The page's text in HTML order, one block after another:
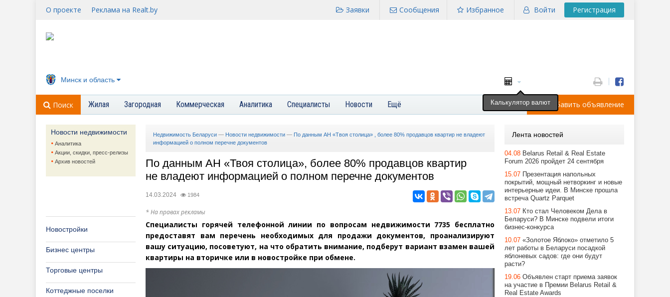
О проекте Реклама на Realt.by Войти Регистрация
Избранное
Сообщения
Заявки
Минск и область
Поиск Жилая Загородная Коммерческая Аналитика Специалисты Новости Ещё Добавить объявление
Новости недвижимости
Аналитика
Акции, скидки, пресс-релизы
Архив новостей
Новостройки
Бизнес центры
Торговые центры
Коттеджные поселки
Недвижимость Беларуси — Новости недвижимости — По данным АН «Твоя столица» , более 80% продавцов квартир не владеют
информацией о полном перечне документов
По данным АН «Твоя столица», более 80% продавцов квартир
не владеют информацией о полном перечне документов
14.03.2024 1984
* На правах рекламы
Специалисты горячей телефонной линии по вопросам недвижимости 7735 бесплатно
предоставят вам перечень необходимых для продажи документов, проанализируют
вашу ситуацию, посоветуют, на что обратить внимание, подберут вариант взамен вашей
квартиры на вторичке или в новостройке при обмене.
Лента новостей
04.08 Belarus Retail & Real Estate
Forum 2026 пройдет 24 сентября
15.07 Презентация напольных
покрытий, мощный нетворкинг и новые
интерьерные идеи. В Минске прошла
встреча Quartz Parquet
13.07 Кто стал Человеком Дела в
Беларуси? В Минске подвели итоги
бизнес-конкурса
10.07 «Золотое Яблоко» отметило 5
лет работы в Беларуси посадкой
яблоневых садов: где они будут
расти?
19.06 Объявлен старт приема заявок
на участие в Премии Belarus Retail &
Real Estate Awards
Калькулятор валют